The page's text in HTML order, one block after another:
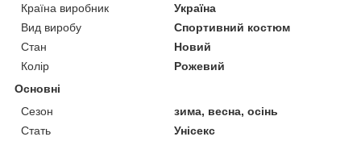
Країна виробник
Україна
Вид виробу
Спортивний костюм
Стан
Новий
Колір
Рожевий
Основні
Сезон
зима, весна, осінь
Стать
Унісекс